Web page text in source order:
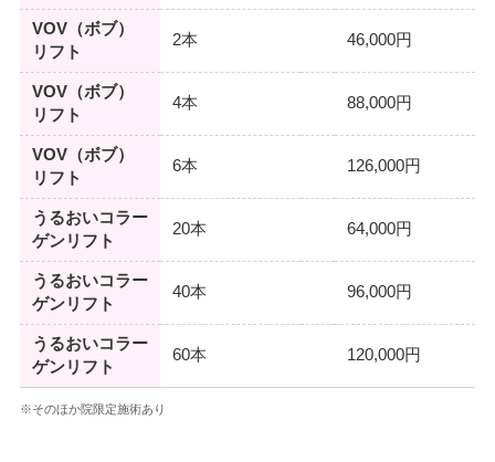
VOV（ボブ）
リフト
2本 46,000円
VOV（ボブ）
リフト
4本 88,000円
VOV（ボブ）
リフト
6本 126,000円
うるおいコラー
ゲンリフト
20本 64,000円
うるおいコラー
ゲンリフト
40本 96,000円
うるおいコラー
ゲンリフト
60本 120,000円
※そのほか院限定施術あり